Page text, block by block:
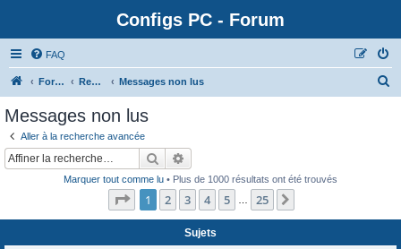
Configs PC - Forum
FAQ
Forum Rechercher Messages non lus
Messages non lus
Aller à la recherche avancée
Rechercher
Marquer tout comme lu • Plus de 1000 résultats ont été trouvés
Page 1sur25
1 2 3 4 5 25
Sujets